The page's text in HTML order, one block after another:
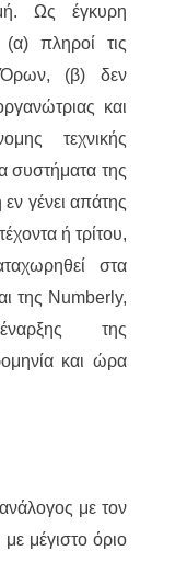
Ως έγκυρη
πληροί τις
Όρων, (β) δεν
και
τεχνικής
συστήματα της
γένει απάτης
ή τρίτου,
στα
της Numberly,
της
και ώρα
με τον
μέγιστο όριο